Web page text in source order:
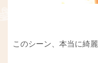
このシーン、本当に綺